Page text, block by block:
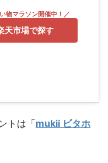
天市場で探す
トは「mukii ビタホ